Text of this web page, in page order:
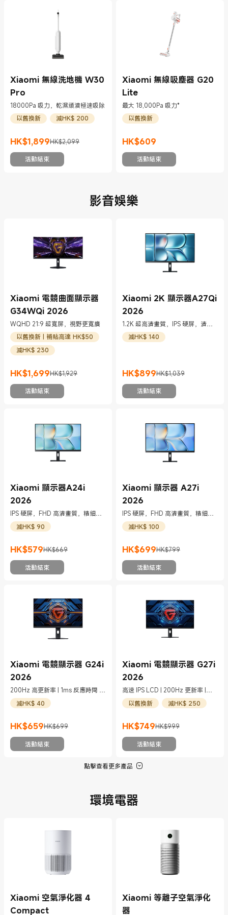
Xiaomi 無線洗地機 W30
Pro
18000Pa 吸力，乾濕頑漬極速吸除
以舊換新
減HK$ 200
HK$1,899
現價 HK$1899HK$2,099
市場價格 HK$2,099
活動結束
Xiaomi 無線吸塵器 G20
Lite
最大 18,000Pa 吸力*
以舊換新
HK$609
現價 HK$609
活動結束
影音娛樂
Xiaomi 電競曲面顯示器
G34WQi 2026
WQHD 21:9 超寬屏，視野更寬廣
以舊換新 | 補貼高達 HK$50
減HK$ 230
HK$1,699
現價 HK$1699HK$1,929
市場價格 HK$1,929
活動結束
Xiaomi 2K 顯示器A27Qi
2026
1.2K 超高清畫質，IPS 硬屏，清晰
畫質躍然而上
減HK$ 140
HK$899
現價 HK$899HK$1,039
市場價格 HK$1,039
活動結束
Xiaomi 顯示器A24i
2026
IPS 硬屏，FHD 高清畫質，精細自
然清晰
減HK$ 90
HK$579
現價 HK$579HK$669
市場價格 HK$669
活動結束
Xiaomi 顯示器 A27i
2026
IPS 硬屏，FHD 高清畫質，精細自
然清晰
減HK$ 100
HK$699
現價 HK$699HK$799
市場價格 HK$799
活動結束
Xiaomi 電競顯示器 G24i
2026
200Hz 高更新率 | 1ms 反應時間 |
ΔE<2
減HK$ 40
HK$659
現價 HK$659HK$699
市場價格 HK$699
活動結束
Xiaomi 電競顯示器 G27i
2026
高速 IPS LCD | 200Hz 更新率 |
1ms GTG
以舊換新 減HK$ 250
HK$749
現價 HK$749HK$999
市場價格 HK$999
活動結束
點擊查看更多產品
環境電器
Xiaomi 空氣淨化器 4
Compact
Xiaomi 等離子空氣淨化
器